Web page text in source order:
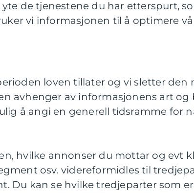
de tjenestene du har etterspurt,
vi informasjonen til å optimere
loven tillater og vi sletter den
avhenger av informasjonens art
å angi en generell tidsramme for
hvilke annonser du mottar og evt
osv. videreformidles til
Du kan se hvilke tredjeparter som